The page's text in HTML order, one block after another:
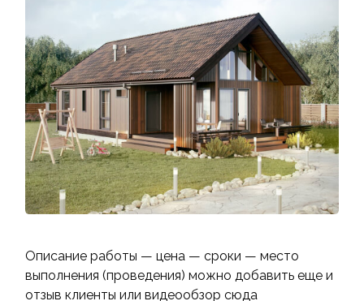
Описание работы — цена — сроки — место
выполнения (проведения) можно добавить еще и
отзыв клиенты или видеообзор сюда